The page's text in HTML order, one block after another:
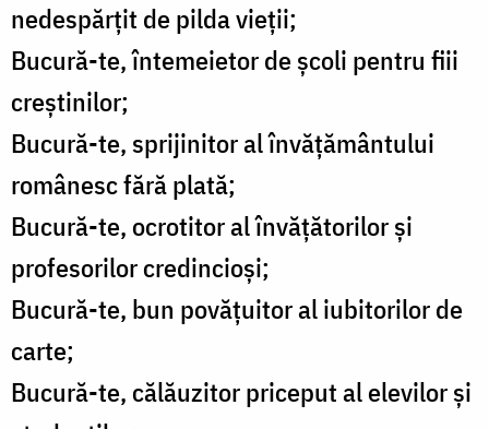
nedespărțit de pilda vieții;
Bucură-te, întemeietor de școli pentru fiii
creștinilor;
Bucură-te, sprijinitor al învățământului
românesc fără plată;
Bucură-te, ocrotitor al învățătorilor și
profesorilor credincioși;
Bucură-te, bun povăţuitor al iubitorilor de
carte;
Bucură-te, călăuzitor priceput al elevilor şi